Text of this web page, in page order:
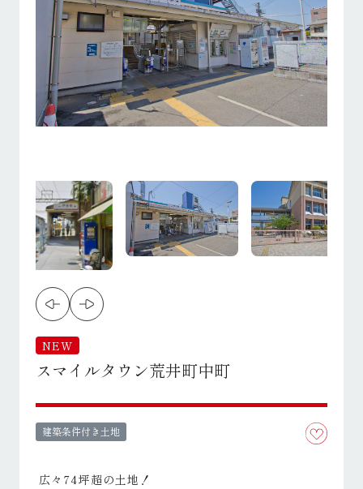
NEW
スマイルタウン荒井町中町
建築条件付き土地
広々74坪超の土地！